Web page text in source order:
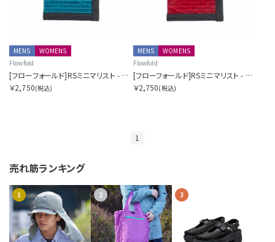
MENS
WOMENS
Flowfold
[フローフォールド]RSミニマリスト - カードホルダーウォレット
￥2,750(税込)
MENS
WOMENS
Flowfold
[フローフォールド]RSミニマリスト - カードホルダーウォレット
￥2,750(税込)
1
売れ筋ランキング
1 2 3